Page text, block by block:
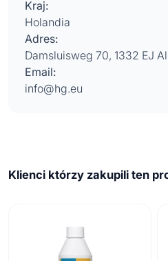
Kraj:
Holandia
Adres:
Damsluisweg 70, 1332 EJ
Email:
info@hg.eu
Klienci którzy zakupili ten